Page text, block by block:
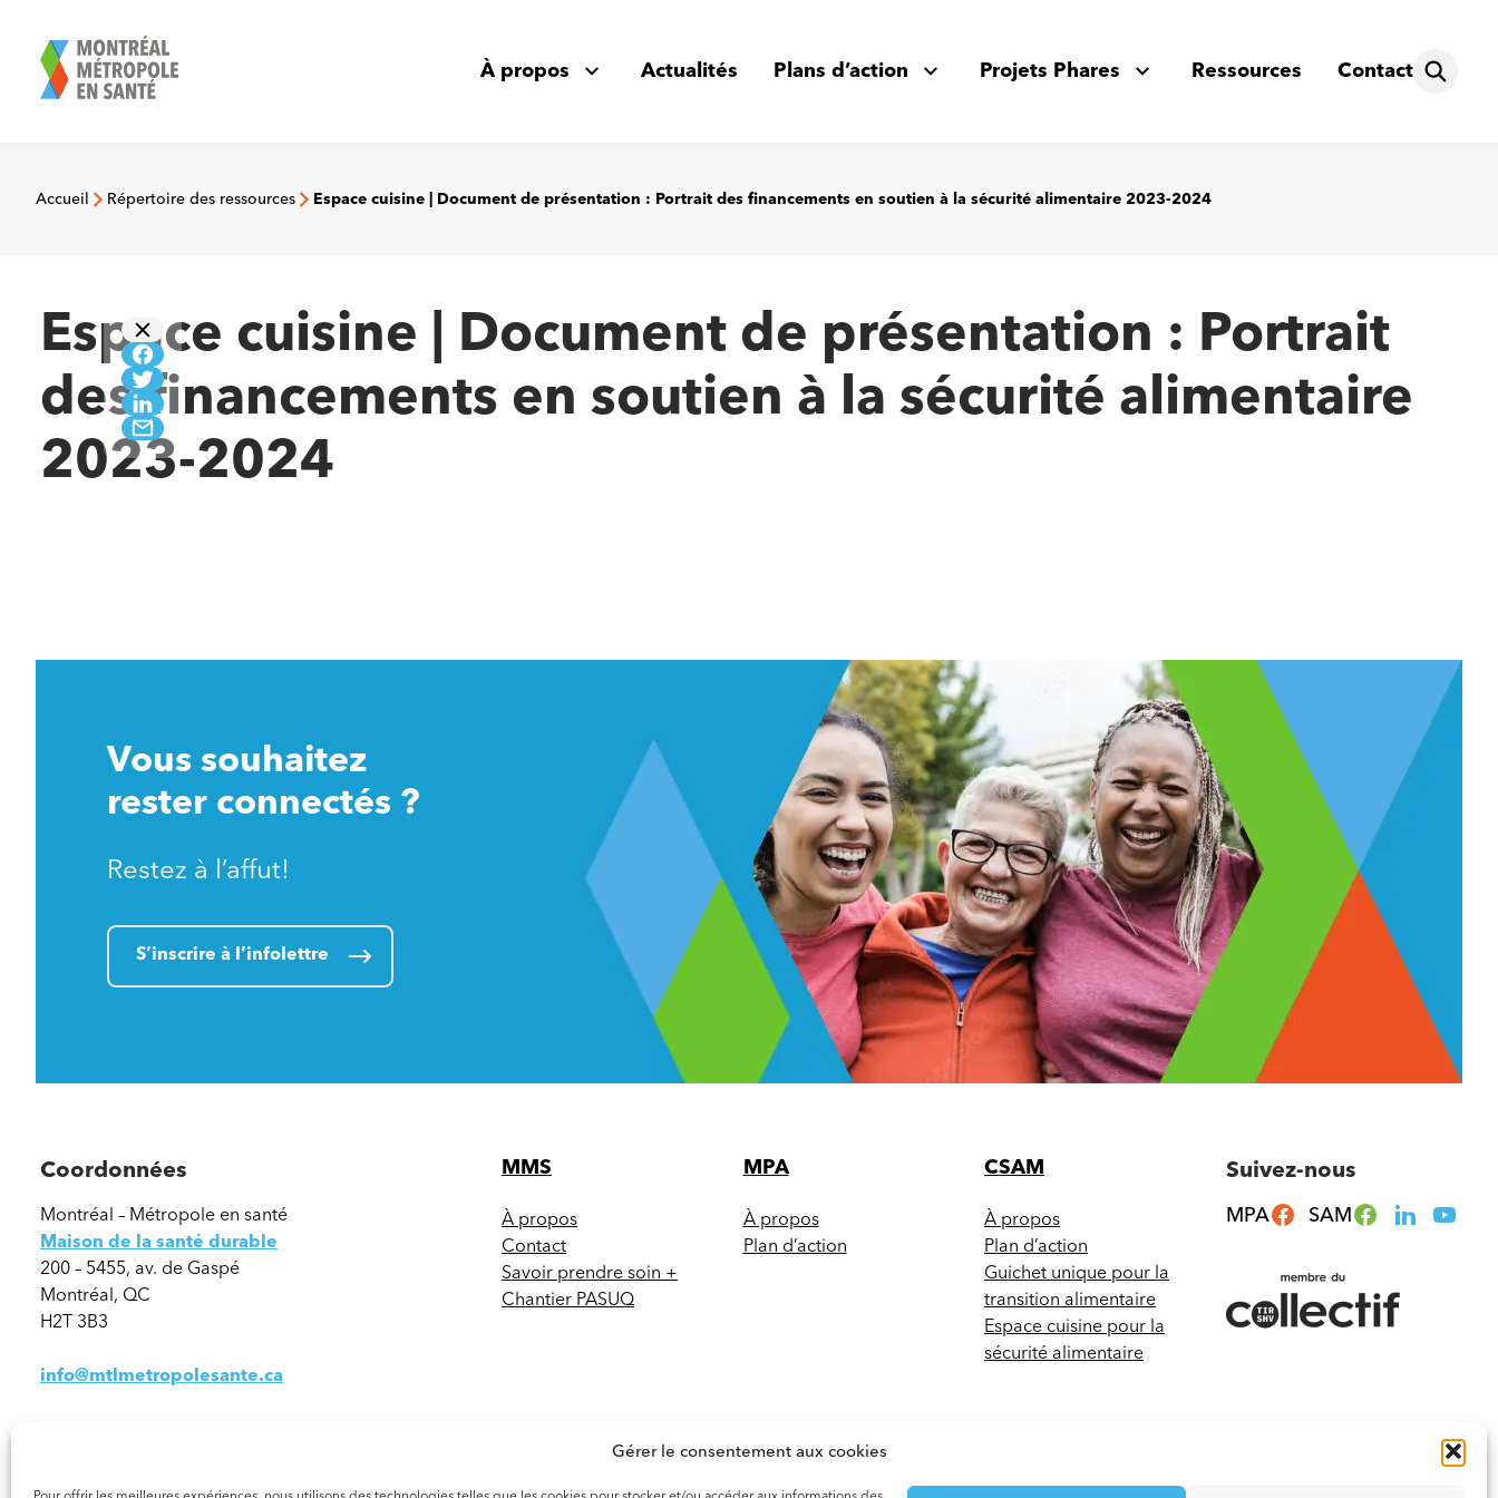
Gérer le consentement aux cookies
contenu
À propos Actualités Plans d’action Projets Phares Ressources Contact
Accueil Répertoire des ressources Espace cuisine | Document de présentation : Portrait des financements en soutien à la sécurité alimentaire 2023-2024
Espace cuisine | Document de présentation : Portrait
des financements en soutien à la sécurité alimentaire
2023-2024
Vous souhaitez
rester connectés ?
Restez à l’affut!
S’inscrire à l’infolettre
Coordonnées
Montréal – Métropole en santé
Maison de la santé durable
200 – 5455, av. de Gaspé
Montréal, QC
H2T 3B3
info@mtlmetropolesante.ca
MMS
À propos
Contact
Savoir prendre soin +
Chantier PASUQ
MPA
À propos
Plan d’action
CSAM
À propos
Plan d’action
Guichet unique pour la
transition alimentaire
Espace cuisine pour la
sécurité alimentaire
Suivez-nous
MPA SAM